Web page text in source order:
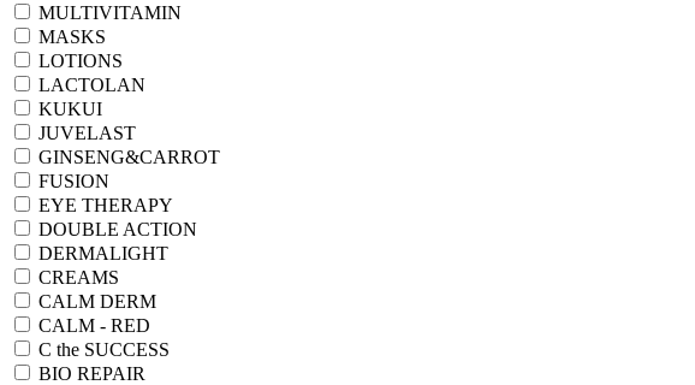
MULTIVITAMIN
MASKS
LOTIONS
LACTOLAN
KUKUI
JUVELAST
GINSENG&CARROT
FUSION
EYE THERAPY
DOUBLE ACTION
DERMALIGHT
CREAMS
CALM DERM
CALM - RED
C the SUCCESS
BIO REPAIR